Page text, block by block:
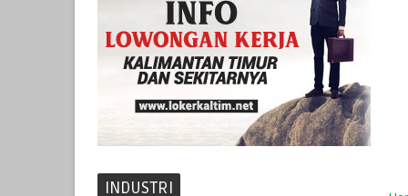
INDUSTRI